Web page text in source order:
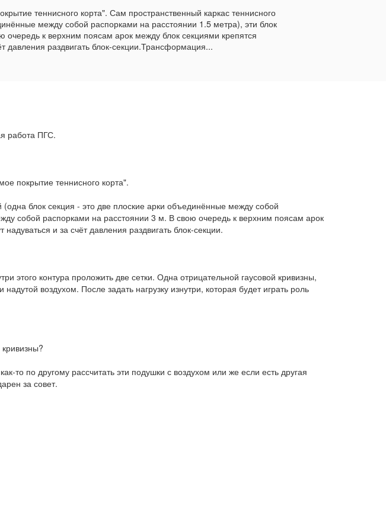
теннисного корта". Сам пространственный каркас теннисного
между собой распорками на расстоянии 1.5 метра), эти блок
к верхним поясам арок между блок секциями крепятся
давления раздвигать блок-секции.Трансформация...
работа ПГС.
покрытие теннисного корта".
(одна блок секция - это две плоские арки объединённые между собой
собой распорками на расстоянии 3 м. В свою очередь к верхним поясам арок
и за счёт давления раздвигать блок-секции.
этого контура проложить две сетки. Одна отрицательной гаусовой кривизны,
воздухом. После задать нагрузку изнутри, которая будет играть роль
то по другому рассчитать эти подушки с воздухом или же если есть другая
за совет.